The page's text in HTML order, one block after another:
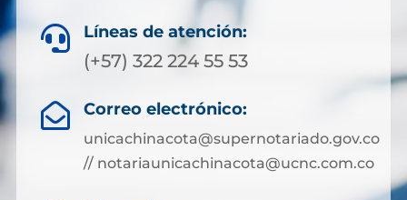
 Líneas de atención:
(+57) 322 224 55 53
 Correo electrónico:
unicachinacota@supernotariado.gov.co
// notariaunicachinacota@ucnc.com.co